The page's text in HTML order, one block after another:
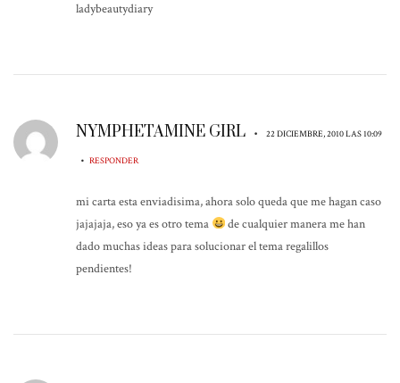
ladybeautydiary
NYMPHETAMINE GIRL • 22 DICIEMBRE, 2010 LAS 10:09
• RESPONDER
mi carta esta enviadisima, ahora solo queda que me hagan caso
jajajaja, eso ya es otro tema
de cualquier manera me han
dado muchas ideas para solucionar el tema regalillos
pendientes!